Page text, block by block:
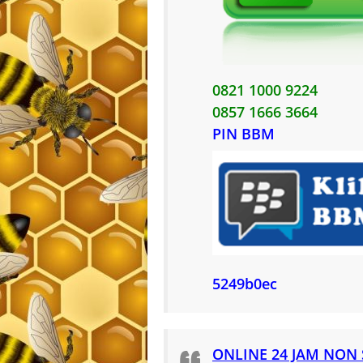
0821 1000 9224
0857 1666 3664
PIN BBM
5249b0ec
ONLINE 24 JAM NON